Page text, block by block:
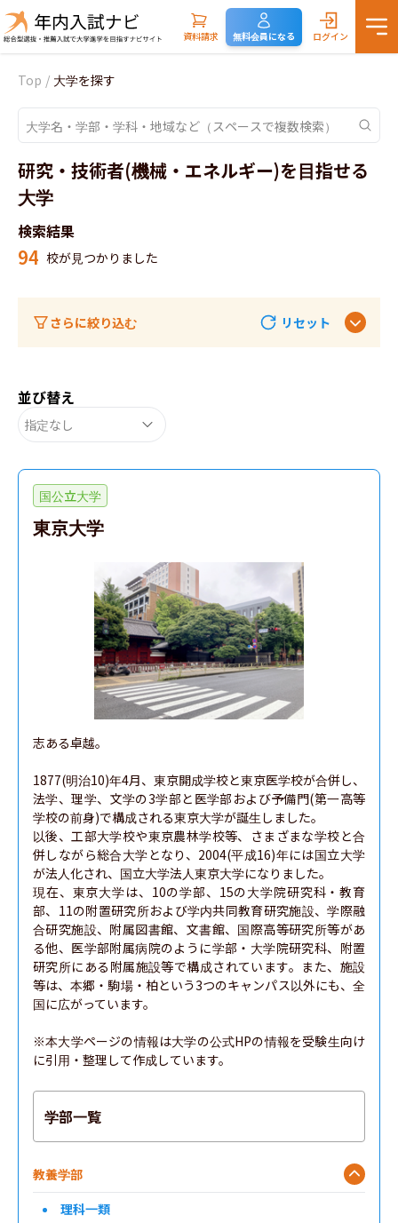
資料請求 無料会員になる ログイン
Top / 大学を探す
研究・技術者(機械・エネルギー)を目指せる
大学
検索結果
94 校が見つかりました
さらに絞り込む リセット
並び替え
指定なし
国公立大学
東京大学
志ある卓越。
1877(明治10)年4月、東京開成学校と東京医学校が合併し、
法学、理学、文学の3学部と医学部および予備門(第一高等
学校の前身)で構成される東京大学が誕生しました。
以後、工部大学校や東京農林学校等、さまざまな学校と合
併しながら総合大学となり、2004(平成16)年には国立大学
が法人化され、国立大学法人東京大学になりました。
現在、東京大学は、10の学部、15の大学院研究科・教育
部、11の附置研究所および学内共同教育研究施設、学際融
合研究施設、附属図書館、文書館、国際高等研究所等があ
る他、医学部附属病院のように学部・大学院研究科、附置
研究所にある附属施設等で構成されています。また、施設
等は、本郷・駒場・柏という3つのキャンパス以外にも、全
国に広がっています。
※本大学ページの情報は大学の公式HPの情報を受験生向け
に引用・整理して作成しています。
学部一覧
教養学部
理科一類